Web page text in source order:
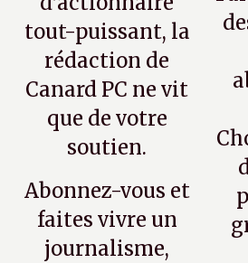
tout-puissant, la
rédaction de
Canard PC ne vit
que de votre
soutien.
Abonnez-vous et
faites vivre un
journalisme,